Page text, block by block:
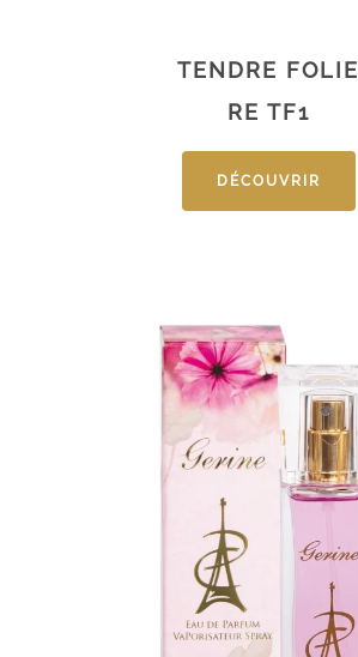
TENDRE FOLIE
RE TF1
DÉCOUVRIR